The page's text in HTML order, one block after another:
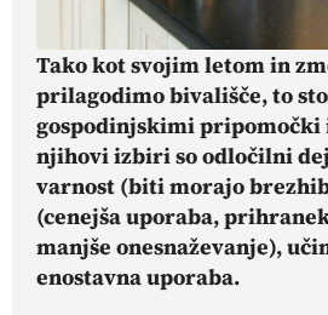
Tako kot svojim letom in
prilagodimo bivališče, to
gospodinjskimi
njihovi izbiri so odločilni
varnost (biti morajo
(cenejša uporaba,
manjše onesnaževanje),
enostavna uporaba.